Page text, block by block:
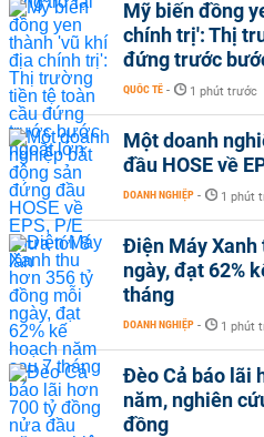
Mỹ biến đồng
chính trị': Thị
đứng trước
QUỐC TẾ - 1 phút trước
Một doanh
đầu HOSE về
DOANH NGHIỆP - 1 phút
Điện Máy Xanh
ngày, đạt 62%
tháng
DOANH NGHIỆP - 1 phút
Đèo Cả báo lãi
năm, nghiên
đồng